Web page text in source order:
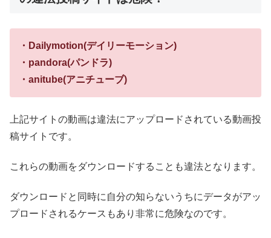
・Dailymotion(デイリーモーション)
・pandora(パンドラ)
・anitube(アニチューブ)
上記サイトの動画は違法にアップロードされている動画投
稿サイトです。
これらの動画をダウンロードすることも違法となります。
ダウンロードと同時に自分の知らないうちにデータがアッ
プロードされるケースもあり非常に危険なのです。